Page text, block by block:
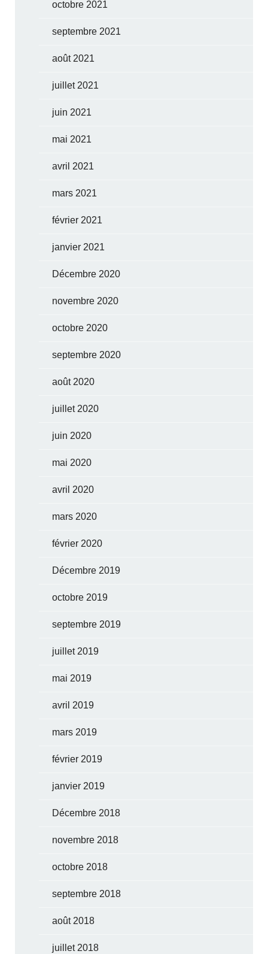
octobre 2021
septembre 2021
août 2021
juillet 2021
juin 2021
mai 2021
avril 2021
mars 2021
février 2021
janvier 2021
Décembre 2020
novembre 2020
octobre 2020
septembre 2020
août 2020
juillet 2020
juin 2020
mai 2020
avril 2020
mars 2020
février 2020
Décembre 2019
octobre 2019
septembre 2019
juillet 2019
mai 2019
avril 2019
mars 2019
février 2019
janvier 2019
Décembre 2018
novembre 2018
octobre 2018
septembre 2018
août 2018
juillet 2018